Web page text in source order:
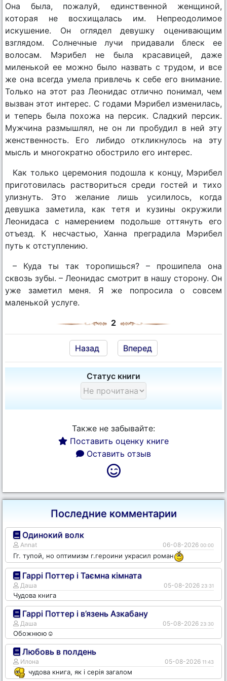
Она была, пожалуй, единственной женщиной,
которая не восхищалась им. Непреодолимое
искушение. Он оглядел девушку оценивающим
взглядом. Солнечные лучи придавали блеск ее
волосам. Мэрибел не была красавицей, даже
миленькой ее можно было назвать с трудом, и все
же она всегда умела привлечь к себе его внимание.
Только на этот раз Леонидас отлично понимал, чем
вызван этот интерес. С годами Мэрибел изменилась,
и теперь была похожа на персик. Сладкий персик.
Мужчина размышлял, не он ли пробудил в ней эту
женственность. Его либидо откликнулось на эту
мысль и многократно обострило его интерес.
Как только церемония подошла к концу, Мэрибел
приготовилась раствориться среди гостей и тихо
улизнуть. Это желание лишь усилилось, когда
девушка заметила, как тетя и кузины окружили
Леонидаса с намерением подольше оттянуть его
отъезд. К несчастью, Ханна преградила Мэрибел
путь к отступлению.
– Куда ты так торопишься? – прошипела она
сквозь зубы. – Леонидас смотрит в нашу сторону. Он
уже заметил меня. Я же попросила о совсем
маленькой услуге.
2
Назад Вперед
Статус книги
Также не забывайте:
Поставить оценку книге
Оставить отзыв
Последние комментарии
Одинокий волк
Annat 06-08-2026 00:00
Гг. тупой, но оптимизм г.героини украсил роман
Гаррі Поттер і Таємна кімната
Даша 05-08-2026 23:31
Чудова книга
Гаррі Поттер і в’язень Азкабану
Даша 05-08-2026 23:30
Обожнюю☺️
Любовь в полдень
Илона 05-08-2026 11:43
чудова книга, як і серія загалом